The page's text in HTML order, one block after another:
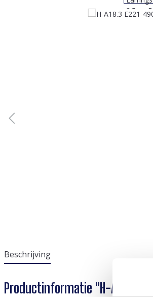
Beschrijving
Productinformatie "H-A18.3